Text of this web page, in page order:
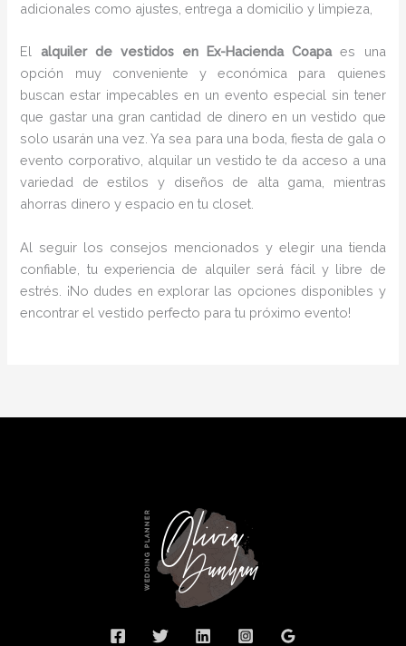
adicionales como ajustes, entrega a domicilio y limpieza,
El alquiler de vestidos en Ex-Hacienda Coapaes una
opción muy conveniente y económica para quienes
buscan estar impecables en un evento especial sin tener
que gastar una gran cantidad de dinero en un vestido que
solo usarán una vez. Ya sea para una boda, fiesta de gala o
evento corporativo, alquilar un vestido te da acceso a una
variedad de estilos y diseños de alta gama, mientras
ahorras dinero y espacio en tu closet.
Al seguir los consejos mencionados y elegir una tienda
confiable, tu experiencia de alquiler será fácil y libre de
estrés. ¡No dudes en explorar las opciones disponibles y
encontrar el vestido perfecto para tu próximo evento!